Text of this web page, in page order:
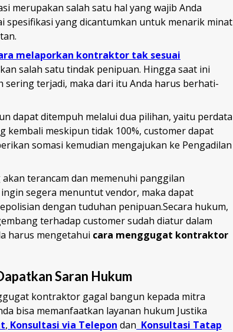
merupakan salah satu hal yang wajib Anda
spesifikasi yang dicantumkan untuk menarik minat
melaporkan kontraktor tak sesuai
salah satu tindak penipuan. Hingga saat ini
terjadi, maka dari itu Anda harus berhati-
dapat ditempuh melalui dua pilihan, yaitu perdata
kembali meskipun tidak 100%, customer dapat
somasi kemudian mengajukan ke Pengadilan
terancam dan memenuhi panggilan
segera menuntut vendor, maka dapat
dengan tuduhan penipuan.Secara hukum,
terhadap customer sudah diatur dalam
harus mengetahui cara menggugat kontraktor
Saran Hukum
kontraktor gagal bangun kepada mitra
bisa memanfaatkan layanan hukum Justika
, Konsultasi via Telepon dan Konsultasi Tatap